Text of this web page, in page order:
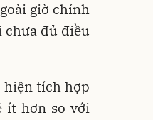
giờ chính
chưa đủ điều
hiện tích hợp
ít hơn so với